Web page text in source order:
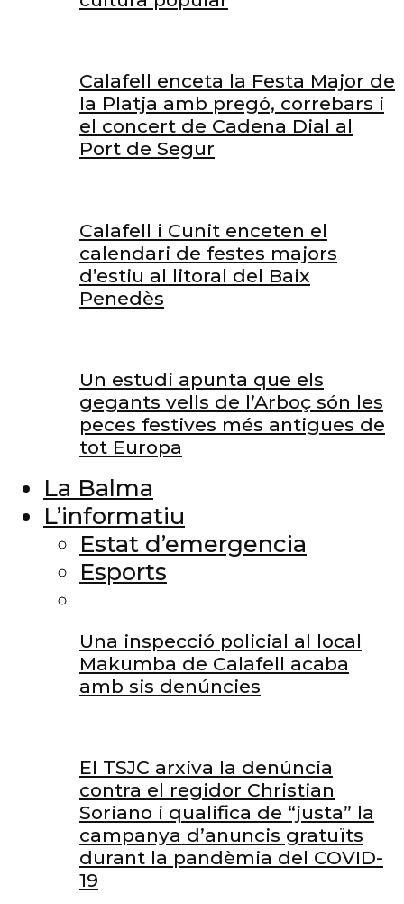
Calafell enceta la Festa Major de
la Platja amb pregó, correbars i
el concert de Cadena Dial al
Port de Segur
Calafell i Cunit enceten el
calendari de festes majors
d’estiu al litoral del Baix
Penedès
Un estudi apunta que els
gegants vells de l’Arboç són les
peces festives més antigues de
tot Europa
La Balma
L’informatiu
Estat d’emergencia
Esports
Una inspecció policial al local
Makumba de Calafell acaba
amb sis denúncies
El TSJC arxiva la denúncia
contra el regidor Christian
Soriano i qualifica de “justa” la
campanya d’anuncis gratuïts
durant la pandèmia del COVID-
19